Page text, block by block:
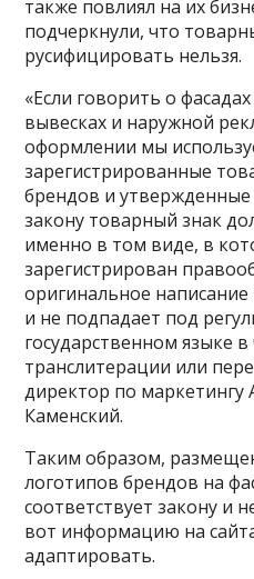
также повлиял на их
подчеркнули, что
русифицировать нельзя.
«Если говорить о
вывесках и наружной
оформлении мы
зарегистрированные
брендов и
закону товарный знак
именно в том виде, в
зарегистрирован
оригинальное
и не подпадает под
государственном языке
транслитерации или
директор по маркетингу
Каменский.
Таким образом,
логотипов брендов на
соответствует закону и
вот информацию на
адаптировать.